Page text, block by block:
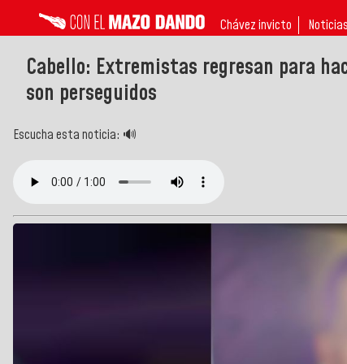
Chávez invicto
Cabello: Extremistas regresan para
son perseguidos
Escucha esta noticia: 🔊